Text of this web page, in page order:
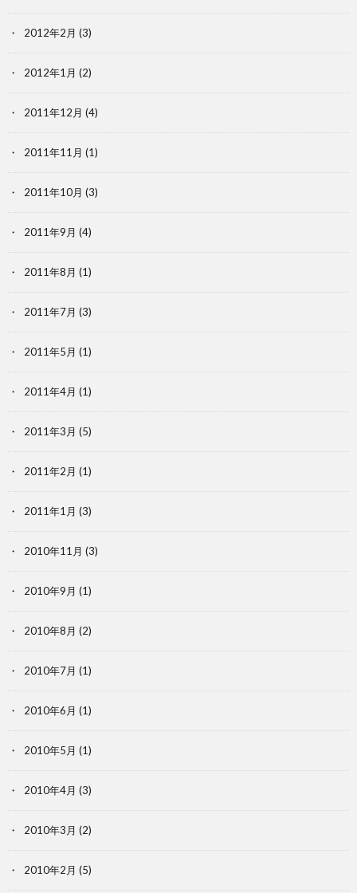
2012年2月 (3)
2012年1月 (2)
2011年12月 (4)
2011年11月 (1)
2011年10月 (3)
2011年9月 (4)
2011年8月 (1)
2011年7月 (3)
2011年5月 (1)
2011年4月 (1)
2011年3月 (5)
2011年2月 (1)
2011年1月 (3)
2010年11月 (3)
2010年9月 (1)
2010年8月 (2)
2010年7月 (1)
2010年6月 (1)
2010年5月 (1)
2010年4月 (3)
2010年3月 (2)
2010年2月 (5)